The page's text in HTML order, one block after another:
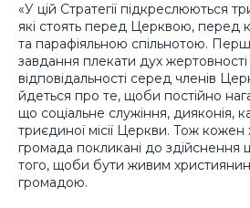
«У цій Стратегії підкреслюються
які стоять перед Церквою, перед
та парафіяльною спільнотою.
завдання плекати дух жертовності
відповідальності серед членів
йдеться про те, щоби постійно
що соціальне служіння, дияконія,
триєдиної місії Церкви. Тож
громада покликані до здійснення
того, щоби бути живим
громадою.